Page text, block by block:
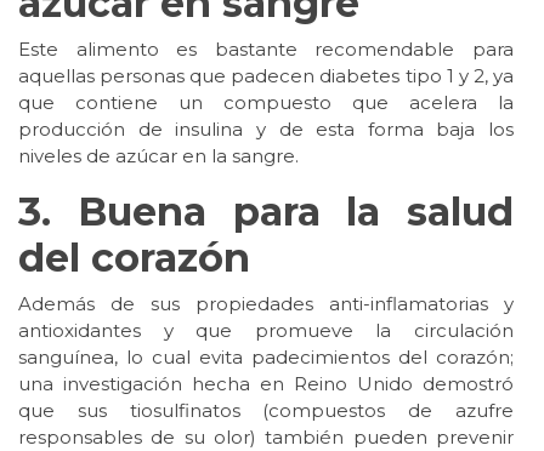
Este alimento es bastante recomendable para
aquellas personas que padecen diabetes tipo 1 y 2, ya
que contiene un compuesto que acelera la
producción de insulina y de esta forma baja los
niveles de azúcar en la sangre.
3. Buena para la salud
del corazón
Además de sus propiedades anti-inflamatorias y
antioxidantes y que promueve la circulación
sanguínea, lo cual evita padecimientos del corazón;
una investigación hecha en Reino Unido demostró
que sus tiosulfinatos (compuestos de azufre
responsables de su olor) también pueden prevenir